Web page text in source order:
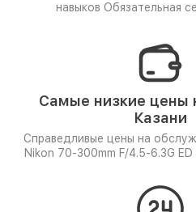
навыков Обязательная
Самые низкие цены
Казани
Справедливые цены на
Nikon 70-300mm F/4.5-6.3G ED